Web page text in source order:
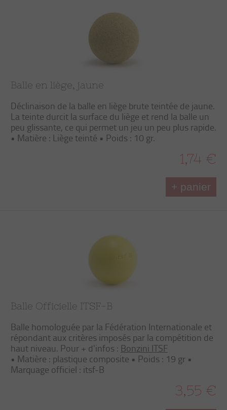
Balle en liège, jaune
Déclinaison de la balle en liège brute teintée de jaune.
La teinte durcit la surface du liège et rend la balle un
peu glissante, ce qui permet un jeu un peu plus rapide.
• Matière : Liège teinté • Poids : 10 gr.
1,74 €
+ panier
Balle Officielle ITSF-B
Balle homologuée par la Fédération Internationale et
répondant aux critères imposés par la compétition de
haut niveau. Pour + d'infos : Bonzini ITSF
• Matière : plastique composite • Poids : 19 gr •
Marquage officiel : itsf-B
3,55 €